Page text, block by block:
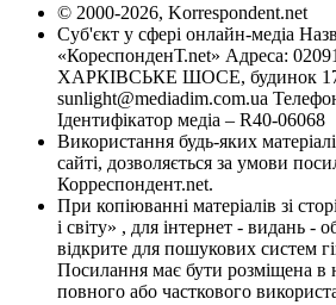
© 2000-2026, Korrespondent.net
Суб'єкт у сфері онлайн-медіа
«КореспонденТ.net» Адреса:
ХАРКІВСЬКЕ ШОСЕ, будинок
sunlight@mediadim.com.ua
Ідентифікатор медіа – R40-06068
Використання будь-яких
сайті, дозволяється за умови
Корреспондент.net.
При копіюванні матеріалів зі
і світу» , для інтернет - видань -
відкрите для пошукових систем
Посилання має бути розміщена в
повного або часткового